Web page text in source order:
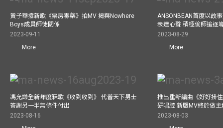
黃子華撐新歌《票房毒藥》拍MV 揭與Nowhere
Boys成員師徒關係
2023-09-11
More
ANSONBEAN首度以故
表達心聲 積極偷師追逐
2023-08-29
More
馮允謙全新年度冧歌《收到收到》 代普天下男士
答謝另一半無條件付出
2023-08-16
推出重新編曲《好好掛
研唱腔 新版MV終於做主
2023-08-03